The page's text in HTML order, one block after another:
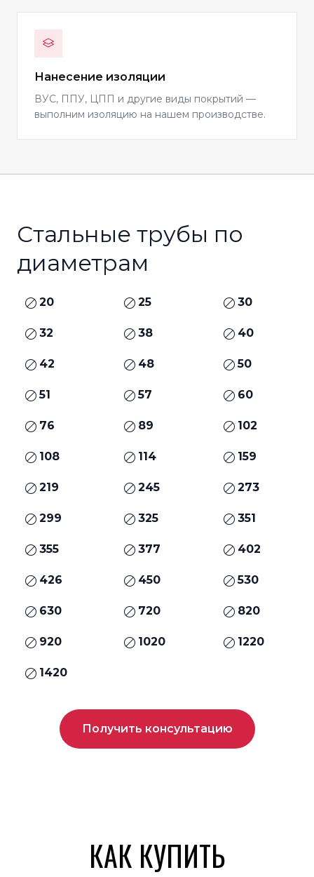
Нанесение изоляции
ВУС, ППУ, ЦПП и другие виды покрытий —
выполним изоляцию на нашем производстве.
Стальные трубы по
диаметрам
20 25 30
32 38 40
42 48 50
51 57 60
76 89 102
108 114 159
219 245 273
299 325 351
355 377 402
426 450 530
630 720 820
920 1020 1220
1420
Получить консультацию
КАК КУПИТЬ